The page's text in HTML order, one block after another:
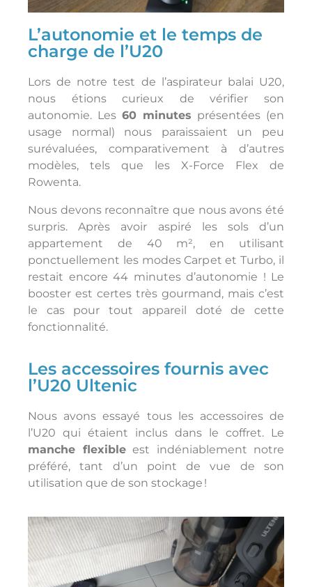
L’autonomie et le temps de
charge de l’U20
Lors de notre test de l’aspirateur balai U20,
nous étions curieux de vérifier son
autonomie. Les 60 minutes présentées (en
usage normal) nous paraissaient un peu
surévaluées, comparativement à d’autres
modèles, tels que les X-Force Flex de
Rowenta.
Nous devons reconnaître que nous avons été
surpris. Après avoir aspiré les sols d’un
appartement de 40 m², en utilisant
ponctuellement les modes Carpet et Turbo, il
restait encore 44 minutes d’autonomie ! Le
booster est certes très gourmand, mais c’est
le cas pour tout appareil doté de cette
fonctionnalité.
Les accessoires fournis avec
l’U20 Ultenic
Nous avons essayé tous les accessoires de
l’U20 qui étaient inclus dans le coffret. Le
manche flexibleest indéniablement notre
préféré, tant d’un point de vue de son
utilisation que de son stockage !